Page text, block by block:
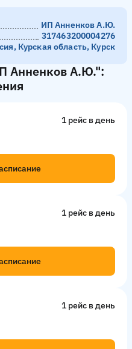
ИП Анненков А.Ю.
317463200004276
Курская область, Курск
Анненков А.Ю.":
1 рейс в день
1 рейс в день
1 рейс в день